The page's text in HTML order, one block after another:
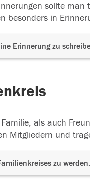
sollte man
besonders in
Erinnerung zu
als auch
Mitgliedern und
zu werden.